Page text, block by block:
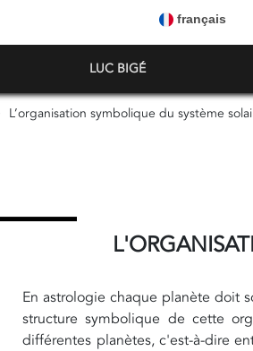
français
LUC BIGÉ
L’organisation symbolique du système
En astrologie chaque planète doit
structure symbolique de cette
différentes planètes, c'est-à-dire